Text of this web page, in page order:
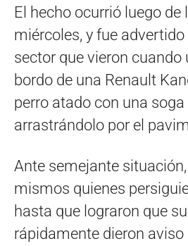
El hecho ocurrió luego de
miércoles, y fue advertido
sector que vieron cuando
bordo de una Renault
perro atado con una soga
arrastrándolo por el
Ante semejante
mismos quienes
hasta que lograron que
rápidamente dieron aviso